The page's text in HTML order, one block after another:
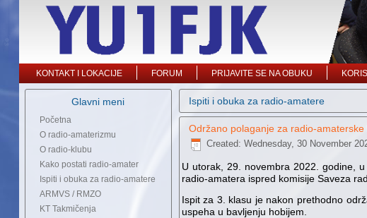
KONTAKT I LOKACIJE FORUM PRIJAVITE SE NA OBUKU
Glavni meni
Početna
O radio-amaterizmu
O radio-klubu
Kako postati radio-amater
Ispiti i obuka za radio-amatere
ARMVS / RMZO
KT Takmičenja
Ispiti i obuka za radio-amatere
Održano polaganje za radio-amaterske
Created: Wednesday, 30 November
U utorak, 29. novembra 2022. godine,
radio-amatera ispred komisije Saveza
Ispit za 3. klasu je nakon prethodno
uspeha u bavljenju hobijem.